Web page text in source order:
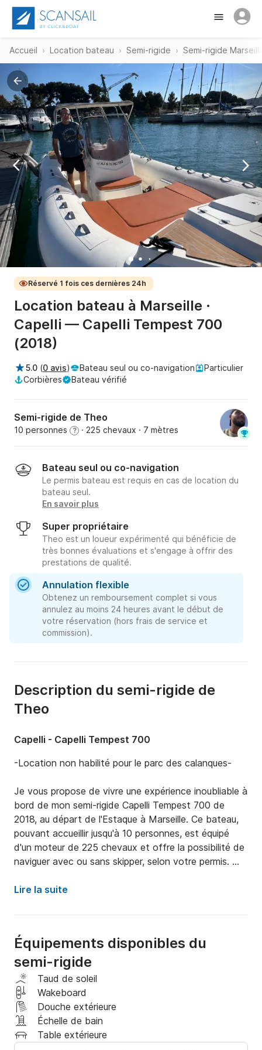
Accueil Location bateau Semi-rigide Semi-rigide
Réservé 1 fois ces dernières 24h
Location bateau à Marseille ·
Capelli — Capelli Tempest 700
(2018)
5.0 (0 avis) Bateau seul ou co-navigation
Particulier
Corbières
Bateau vérifié
Semi-rigide de Theo
10 personnes ? · 225 chevaux · 7 mètres
Bateau seul ou co-navigation
Le permis bateau est requis en cas de location du
bateau seul.
En savoir plus
Super propriétaire
Theo est un loueur expérimenté qui bénéficie de
très bonnes évaluations et s'engage à offrir des
prestations de qualité.
Annulation flexible
Obtenez un remboursement complet si vous
annulez au moins 24 heures avant le début de
votre réservation (hors frais de service et
commission).
Description du semi-rigide de
Theo
Capelli - Capelli Tempest 700
-Location non habilité pour le parc des calanques-
Je vous propose de vivre une expérience inoubliable à
bord de mon semi-rigide Capelli Tempest 700 de
2018, au départ de l'Estaque à Marseille. Ce bateau,
pouvant accueillir jusqu'à 10 personnes, est équipé
d'un moteur de 225 chevaux et offre la possibilité de
naviguer avec ou sans skipper, selon votre permis.
offert (me le demander), idéal pour les amateurs de
Ce semi-rigide allie performance et confort. Ses
équipements modernes et ses espaces généreux vous
assurent une navigation agréable et sécurisée. Que
vous souhaitiez vous baigner, vous détendre dans
des criques et grottes isolées ou pratiquer des
activités nautiques comme le wakeboard, ce bateau
répondra à toutes vos attentes.
Au départ de l'Estaque, vous pourrez facilement
Lire la suite
Équipements disponibles du
semi-rigide
Taud de soleil
Wakeboard
Douche extérieure
Échelle de bain
Table extérieure